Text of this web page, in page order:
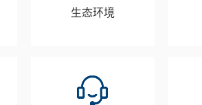
生态环境